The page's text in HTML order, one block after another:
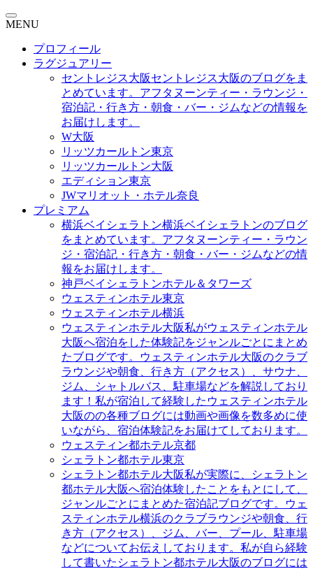
MENU
プロフィール
ラグジュアリー
セントレジス大阪セントレジス大阪のブログをま
とめています。アフタヌーンティー・ラウンジ・
宿泊記・行き方・朝食・バー・ジムなどの情報を
お届けします。
W大阪
リッツカールトン東京
リッツカールトン大阪
エディション東京
JWマリオット・ホテル奈良
プレミアム
横浜ベイシェラトン横浜ベイシェラトンのブログ
をまとめています。アフタヌーンティー・ラウン
ジ・宿泊記・行き方・朝食・バー・ジムなどの情
報をお届けします。
神戸ベイシェラトンホテル＆タワーズ
ウェスティンホテル東京
ウェスティンホテル横浜
ウェスティンホテル大阪私がウェスティンホテル
大阪へ宿泊をした体験記をジャンルごとにまとめ
たブログです。ウェスティンホテル大阪のクラブ
ラウンジや朝食、行き方（アクセス）、サウナ、
ジム、シャトルバス、駐車場などを解説しており
ます！私が宿泊して経験したウェスティンホテル
大阪のの各種ブログには動画や画像を数多めに使
いながら、宿泊体験記をお届けてしております。
ウェスティン都ホテル京都
シェラトン都ホテル東京
シェラトン都ホテル大阪私が実際に、シェラトン
都ホテル大阪へ宿泊体験したことをもとにして、
ジャンルごとにまとめた宿泊記ブログです。ウェ
スティンホテル横浜のクラブラウンジや朝食、行
き方（アクセス）、ジム、バー、プール、駐車場
などについてお伝えしております。私が自ら経験
して書いたシェラトン都ホテル大阪のブログには